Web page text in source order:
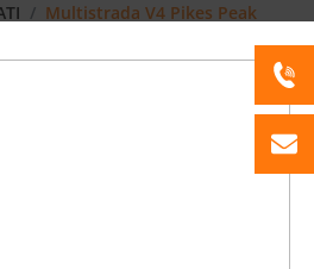
Multistrada V4 Pikes Peak